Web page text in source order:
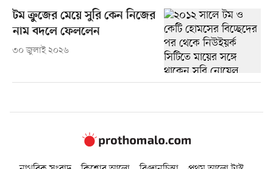
টম ক্রুজের মেয়ে সুরি কেন নিজের
নাম বদলে ফেললেন
৩০ জুলাই ২০২৬